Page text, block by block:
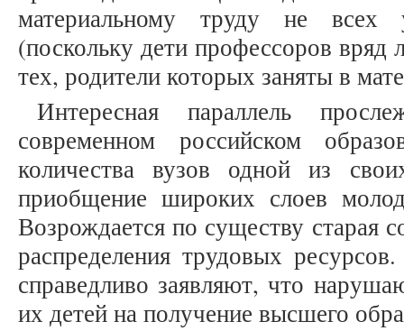
материальному труду не всех
(поскольку дети профессоров вряд
тех, родители которых заняты в
Интересная параллель
современном российском
количества вузов одной из
приобщение широких слоев
Возрождается по существу старая
распределения трудовых
справедливо заявляют, что
их детей на получение высшего